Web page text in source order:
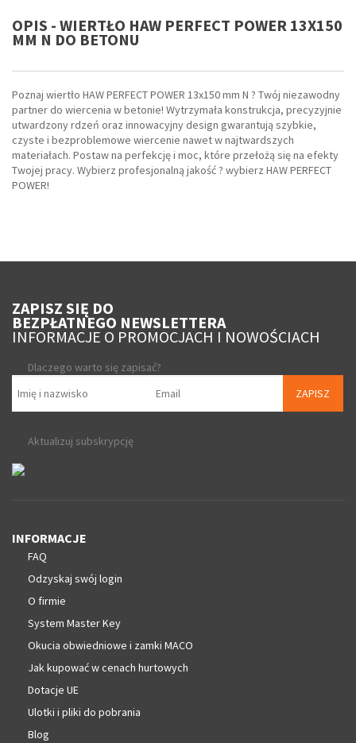
OPIS - WIERTŁO HAW PERFECT POWER 13X150
MM N DO BETONU
Poznaj wiertło HAW PERFECT POWER 13x150 mm N ? Twój niezawodny
partner do wiercenia w betonie! Wytrzymała konstrukcja, precyzyjnie
utwardzony rdzeń oraz innowacyjny design gwarantują szybkie,
czyste i bezproblemowe wiercenie nawet w najtwardszych
materiałach. Postaw na perfekcję i moc, które przełożą się na efekty
Twojej pracy. Wybierz profesjonalną jakość ? wybierz HAW PERFECT
POWER!
ZAPISZ SIĘ DO
BEZPŁATNEGO NEWSLETTERA
INFORMACJE O PROMOCJACH I NOWOŚCIACH
Dlaczego warto się zapisać?
ZAPISZ
Aktualizuj subskrypcję
INFORMACJE
FAQ
Odzyskaj swój login
O firmie
System Master Key
Okucia obwiedniowe i zamki MACO
Jak kupować w cenach hurtowych
Dotacje UE
Ulotki i pliki do pobrania
Blog